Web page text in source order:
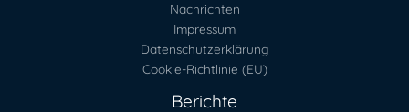
Nachrichten
Impressum
Datenschutzerklärung
Cookie-Richtlinie (EU)
Berichte